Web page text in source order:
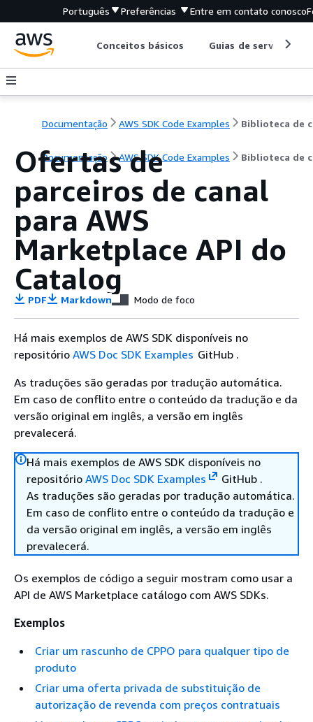
Português Preferências Entre em contato conosco
Conceitos básicos Guias de serviço
Documentação AWS SDK Code Examples
Documentação AWS SDK Code Examples Biblioteca de
Ofertas de
parceiros de canal
para AWS
Marketplace API do
Catalog
PDF Markdown Modo de foco
Há mais exemplos de AWS SDK disponíveis no
repositório AWS Doc SDK Examples GitHub .
As traduções são geradas por tradução automática.
Em caso de conflito entre o conteúdo da tradução e da
versão original em inglês, a versão em inglês
prevalecerá.
Há mais exemplos de AWS SDK disponíveis no
repositório AWS Doc SDK Examples
GitHub .
As traduções são geradas por tradução automática.
Em caso de conflito entre o conteúdo da tradução e
da versão original em inglês, a versão em inglês
prevalecerá.
Os exemplos de código a seguir mostram como usar a
API de AWS Marketplace catálogo com AWS SDKs.
Exemplos
Criar um rascunho de CPPO para qualquer tipo de
produto
Criar uma oferta privada de substituição de
autorização de revenda com preços contratuais